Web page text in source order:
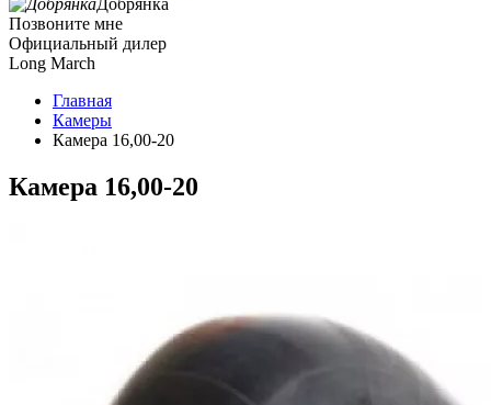
Добрянка
Позвоните мне
Официальный дилер
Long March
Главная
Камеры
Камера 16,00-20
Камера 16,00-20